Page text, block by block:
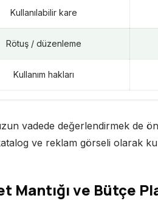
Kullanılabilir kare
Rötuş / düzenleme
Kullanım hakları
vadede değerlendirmek de
ve reklam görseli olarak
Mantığı ve Bütçe